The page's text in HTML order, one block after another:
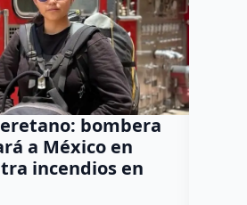
bombera
a México en
incendios en